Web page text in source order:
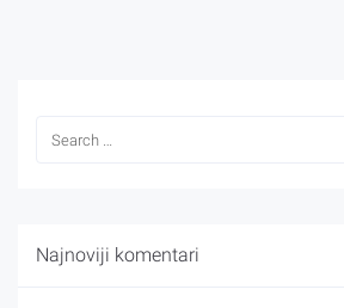
Najnoviji komentari